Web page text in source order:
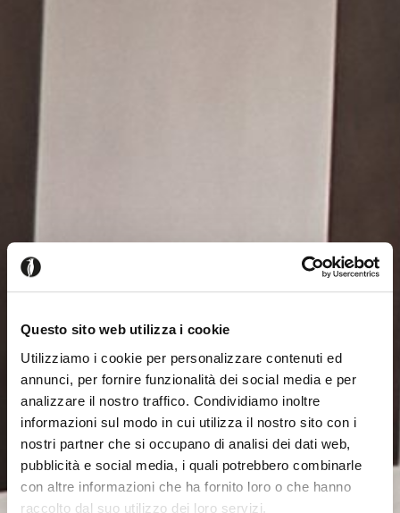
Questo sito web utilizza i cookie
Utilizziamo i cookie per personalizzare contenuti ed
annunci, per fornire funzionalità dei social media e per
analizzare il nostro traffico. Condividiamo inoltre
informazioni sul modo in cui utilizza il nostro sito con i
nostri partner che si occupano di analisi dei dati web,
pubblicità e social media, i quali potrebbero combinarle
con altre informazioni che ha fornito loro o che hanno
raccolto dal suo utilizzo dei loro servizi.